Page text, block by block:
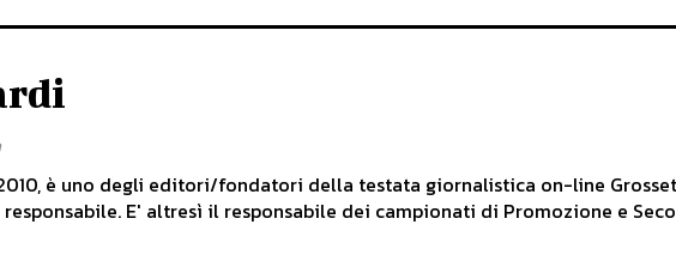
è uno degli editori/fondatori della testata giornalistica on-line
E' altresì il responsabile dei campionati di Promozione e